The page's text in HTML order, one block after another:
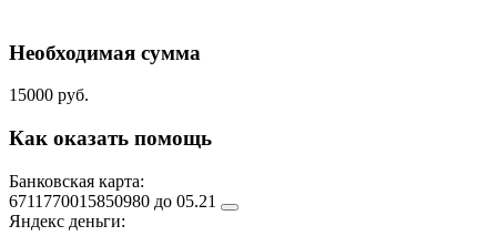
Необходимая сумма
15000 руб.
Как оказать помощь
Банковская карта:
6711770015850980 до 05.21
Яндекс деньги: